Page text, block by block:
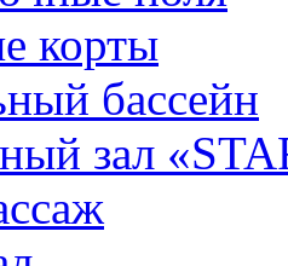
корты
бассейн
зал